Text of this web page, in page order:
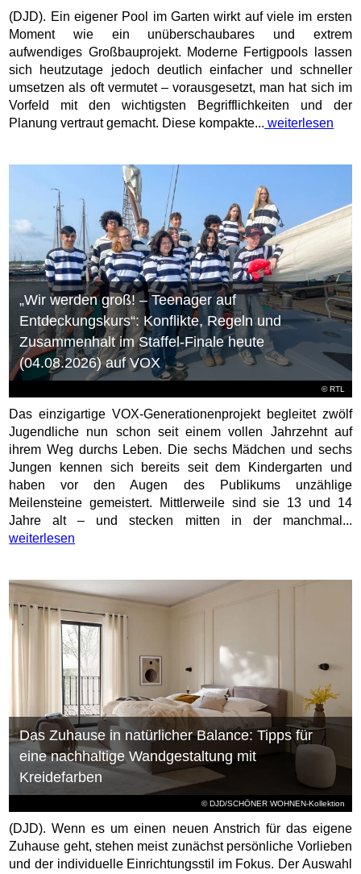
(DJD). Ein eigener Pool im Garten wirkt auf viele im ersten
Moment wie ein unüberschaubares und extrem
aufwendiges Großbauprojekt. Moderne Fertigpools lassen
sich heutzutage jedoch deutlich einfacher und schneller
umsetzen als oft vermutet – vorausgesetzt, man hat sich im
Vorfeld mit den wichtigsten Begrifflichkeiten und der
Planung vertraut gemacht. Diese kompakte... weiterlesen
©RTL
„Wir werden groß! – Teenager auf
Entdeckungskurs“: Konflikte, Regeln und
Zusammenhalt im Staffel-Finale heute
(04.08.2026) auf VOX
Das einzigartige VOX-Generationenprojekt begleitet zwölf
Jugendliche nun schon seit einem vollen Jahrzehnt auf
ihrem Weg durchs Leben. Die sechs Mädchen und sechs
Jungen kennen sich bereits seit dem Kindergarten und
haben vor den Augen des Publikums unzählige
Meilensteine gemeistert. Mittlerweile sind sie 13 und 14
Jahre alt – und stecken mitten in der manchmal...
weiterlesen
© DJD/SCHÖNER WOHNEN-Kollektion
Das Zuhause in natürlicher Balance: Tipps für
eine nachhaltige Wandgestaltung mit
Kreidefarben
(DJD). Wenn es um einen neuen Anstrich für das eigene
Zuhause geht, stehen meist zunächst persönliche Vorlieben
und der individuelle Einrichtungsstil im Fokus. Der Auswahl